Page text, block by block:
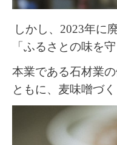
しかし、2023年に
「ふるさとの味を
本業である石材業の
ともに、麦味噌づ